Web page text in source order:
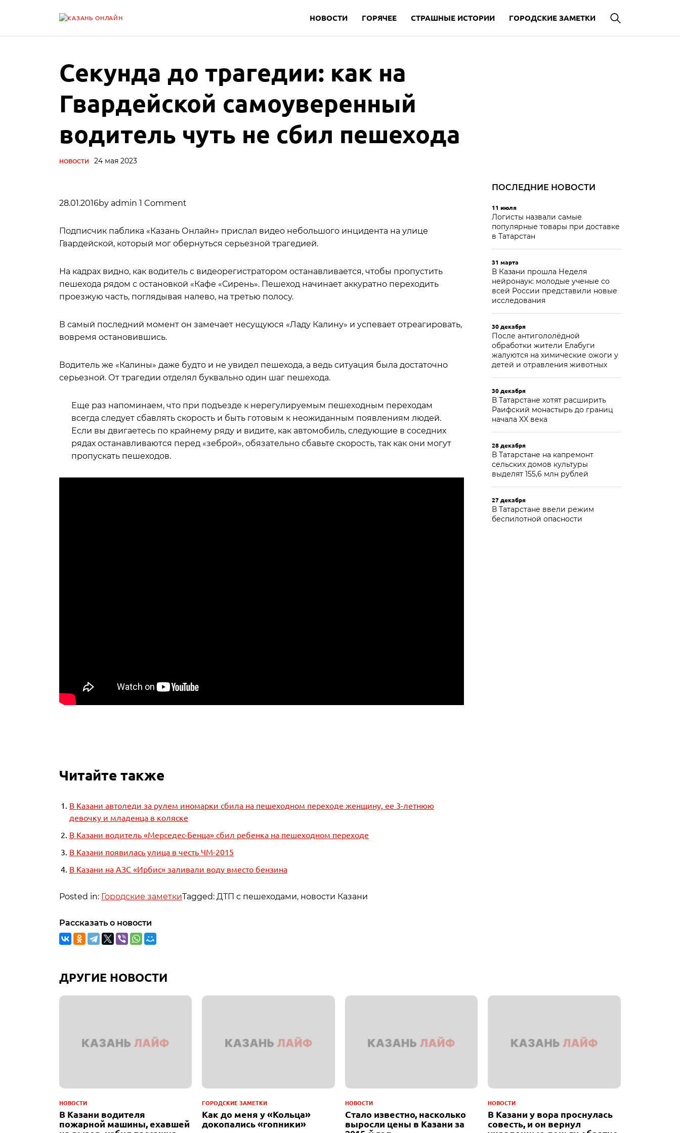
НОВОСТИ ГОРЯЧЕЕ СТРАШНЫЕ ИСТОРИИ ГОРОДСКИЕ ЗАМЕТКИ
Секунда до трагедии: как на
Гвардейской самоуверенный
водитель чуть не сбил пешехода
НОВОСТИ 24 мая 2023
28.01.2016by admin 1 Comment
Подписчик паблика «Казань Онлайн» прислал видео небольшого инцидента на улице
Гвардейской, который мог обернуться серьезной трагедией.
На кадрах видно, как водитель с видеорегистратором останавливается, чтобы пропустить
пешехода рядом с остановкой «Кафе «Сирень». Пешеход начинает аккуратно переходить
проезжую часть, поглядывая налево, на третью полосу.
В самый последний момент он замечает несущуюся «Ладу Калину» и успевает отреагировать,
вовремя остановившись.
Водитель же «Калины» даже будто и не увидел пешехода, а ведь ситуация была достаточно
серьезной. От трагедии отделял буквально один шаг пешехода.
Еще раз напоминаем, что при подъезде к нерегулируемым пешеходным переходам
всегда следует сбавлять скорость и быть готовым к неожиданным появлениям людей.
Если вы двигаетесь по крайнему ряду и видите, как автомобиль, следующие в соседних
рядах останавливаются перед «зеброй», обязательно сбавьте скорость, так как они могут
пропускать пешеходов.
Читайте также
В Казани автоледи за рулем иномарки сбила на пешеходном переходе женщину, ее 3-летнюю
девочку и младенца в коляске
В Казани водитель «Мерседес-Бенца» сбил ребенка на пешеходном переходе
В Казани появилась улица в честь ЧМ-2015
В Казани на АЗС «Ирбис» заливали воду вместо бензина
Posted in: Городские заметкиTagged: ДТП с пешеходами, новости Казани
Рассказать о новости
ПОСЛЕДНИЕ НОВОСТИ
11 июля
Логисты назвали самые
популярные товары при доставке
в Татарстан
31 марта
В Казани прошла Неделя
нейронаук: молодые ученые со
всей России представили новые
исследования
30 декабря
После антигололёдной
обработки жители Елабуги
жалуются на химические ожоги у
детей и отравления животных
30 декабря
В Татарстане хотят расширить
Раифский монастырь до границ
начала XX века
28 декабря
В Татарстане на капремонт
сельских домов культуры
выделят 155,6 млн рублей
27 декабря
В Татарстане ввели режим
беспилотной опасности
ДРУГИЕ НОВОСТИ
НОВОСТИ
В Казани водителя
пожарной машины, ехавшей
ГОРОДСКИЕ ЗАМЕТКИ
Как до меня у «Кольца»
докопались «гопники»
НОВОСТИ
Стало известно, насколько
выросли цены в Казани за
НОВОСТИ
В Казани у вора проснулась
совесть, и он вернул